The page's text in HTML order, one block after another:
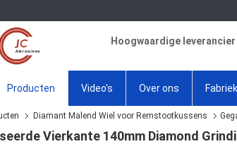
Hoogwaardige
Producten Video's Over ons
Diamant Malend Wiel voor Remstootkussens
Vierkante 140mm Diamond